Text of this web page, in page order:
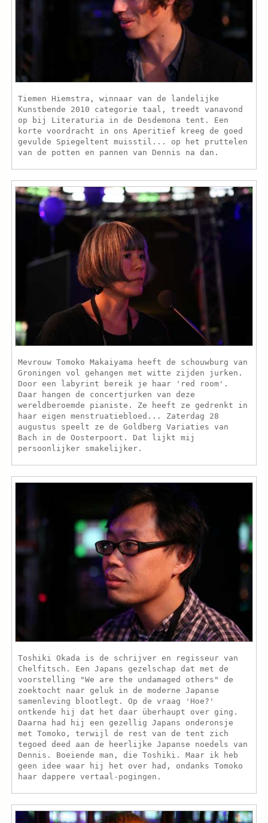
Tiemen Hiemstra, winnaar van de landelijke
Kunstbende 2010 categorie taal, treedt vanavond
op bij Literaturia in de Desdemona tent. Een
korte voordracht in ons Aperitief kreeg de goed
gevulde Spiegeltent muisstil... op het pruttelen
van de potten en pannen van Dennis na dan.
Mevrouw Tomoko Makaiyama heeft de schouwburg van
Groningen vol gehangen met witte zijden jurken.
Door een labyrint bereik je haar 'red room'.
Daar hangen de concertjurken van deze
wereldberoemde pianiste. Ze heeft ze gedrenkt in
haar eigen menstruatiebloed... Zaterdag 28
augustus speelt ze de Goldberg Variaties van
Bach in de Oosterpoort. Dat lijkt mij
persoonlijker smakelijker.
Toshiki Okada is de schrijver en regisseur van
Chelfitsch. Een Japans gezelschap dat met de
voorstelling "We are the undamaged others" de
zoektocht naar geluk in de moderne Japanse
samenleving blootlegt. Op de vraag 'Hoe?'
ontkende hij dat het daar überhaupt over ging.
Daarna had hij een gezellig Japans onderonsje
met Tomoko, terwijl de rest van de tent zich
tegoed deed aan de heerlijke Japanse noedels van
Dennis. Boeiende man, die Toshiki. Maar ik heb
geen idee waar hij het over had, ondanks Tomoko
haar dappere vertaal-pogingen.